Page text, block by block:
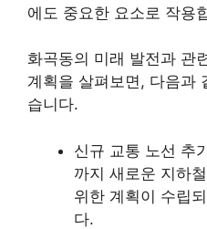
에도 중요한 요소로 작용
화곡동의 미래 발전과 관
계획을 살펴보면, 다음과
습니다.
신규 교통 노선 추
까지 새로운 지하
위한 계획이 수립
다.